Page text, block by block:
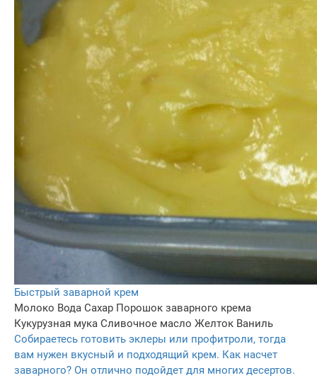
Быстрый заварной крем
Молоко Вода Сахар Порошок заварного крема
Кукурузная мука Сливочное масло Желток Ваниль
Собираетесь готовить эклеры или профитроли, тогда
вам нужен вкусный и подходящий крем. Как насчет
заварного? Он отлично подойдет для многих десертов.